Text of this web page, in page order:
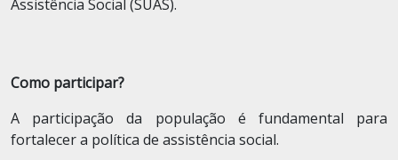
Assistência Social (SUAS).
Como participar?
A participação da população é fundamental para
fortalecer a política de assistência social.